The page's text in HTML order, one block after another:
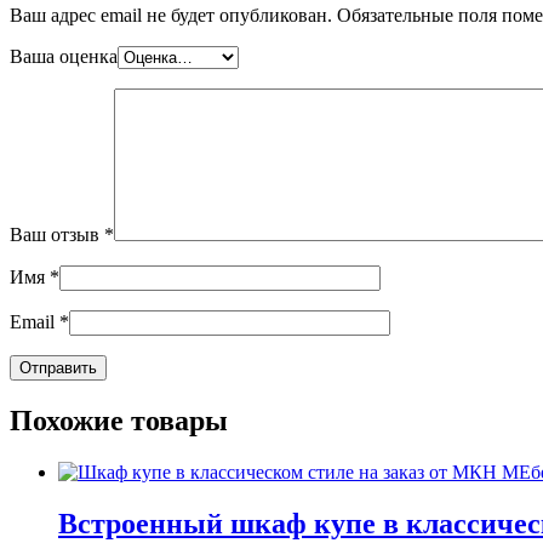
Ваш адрес email не будет опубликован. Обязательные поля
Ваша оценка
Ваш отзыв *
Имя *
Email *
Похожие товары
Встроенный шкаф купе в